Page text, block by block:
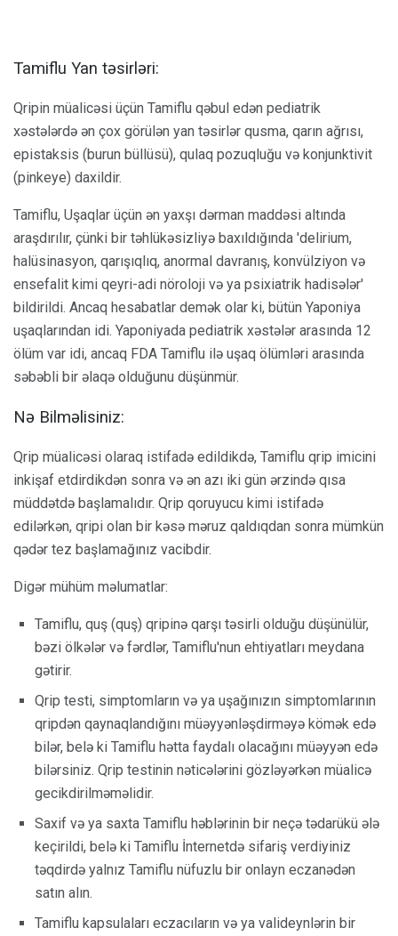
Tamiflu Yan təsirləri:
Qripin müalicəsi üçün Tamiflu qəbul edən pediatrik
xəstələrdə ən çox görülən yan təsirlər qusma, qarın ağrısı,
epistaksis (burun büllüsü), qulaq pozuqluğu və konjunktivit
(pinkeye) daxildir.
Tamiflu, Uşaqlar üçün ən yaxşı dərman maddəsi altında
araşdırılır, çünki bir təhlükəsizliyə baxıldığında 'delirium,
halüsinasyon, qarışıqlıq, anormal davranış, konvülziyon və
ensefalit kimi qeyri-adi nöroloji və ya psixiatrik hadisələr'
bildirildi. Ancaq hesabatlar demək olar ki, bütün Yaponiya
uşaqlarından idi. Yaponiyada pediatrik xəstələr arasında 12
ölüm var idi, ancaq FDA Tamiflu ilə uşaq ölümləri arasında
səbəbli bir əlaqə olduğunu düşünmür.
Nə Bilməlisiniz:
Qrip müalicəsi olaraq istifadə edildikdə, Tamiflu qrip imicini
inkişaf etdirdikdən sonra və ən azı iki gün ərzində qısa
müddətdə başlamalıdır. Qrip qoruyucu kimi istifadə
edilərkən, qripi olan bir kəsə məruz qaldıqdan sonra mümkün
qədər tez başlamağınız vacibdir.
Digər mühüm məlumatlar:
Tamiflu, quş (quş) qripinə qarşı təsirli olduğu düşünülür,
bəzi ölkələr və fərdlər, Tamiflu'nun ehtiyatları meydana
gətirir.
Qrip testi, simptomların və ya uşağınızın simptomlarının
qripdən qaynaqlandığını müəyyənləşdirməyə kömək edə
bilər, belə ki Tamiflu hətta faydalı olacağını müəyyən edə
bilərsiniz. Qrip testinin nəticələrini gözləyərkən müalicə
gecikdirilməməlidir.
Saxif və ya saxta Tamiflu həblərinin bir neçə tədarükü ələ
keçirildi, belə ki Tamiflu İnternetdə sifariş verdiyiniz
təqdirdə yalnız Tamiflu nüfuzlu bir onlayn eczanədən
satın alın.
Tamiflu kapsulaları eczacıların və ya valideynlərin bir